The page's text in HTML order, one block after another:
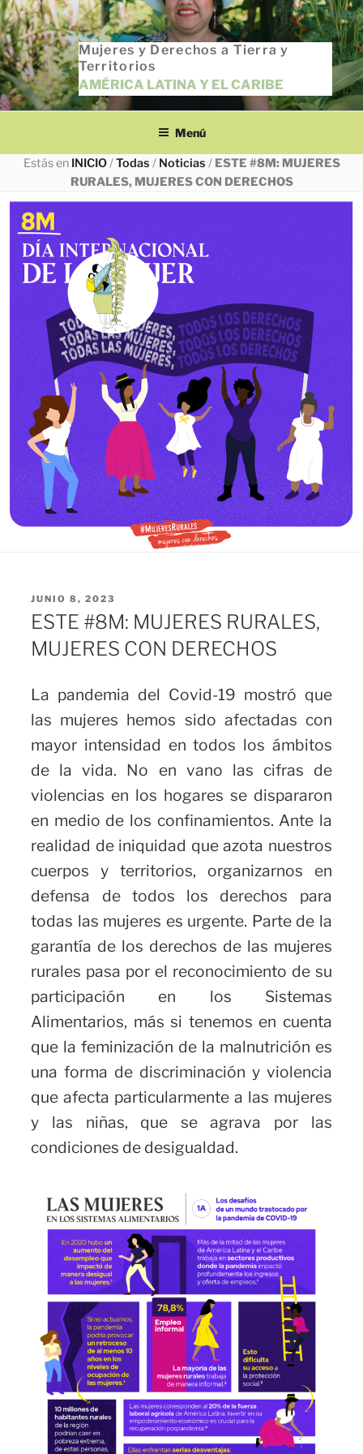
Saltar
al
contenido
Mujeres y Derechos a Tierra y
Territorios
AMÉRICA LATINA Y EL CARIBE
Menú
Estás en INICIO/Todas / Noticias / ESTE #8M: MUJERES
RURALES, MUJERES CON DERECHOS
PUBLICADO
EL
JUNIO 8, 2023
ESTE #8M: MUJERES RURALES,
MUJERES CON DERECHOS
La pandemia del Covid-19 mostró que
las mujeres hemos sido afectadas con
mayor intensidad en todos los ámbitos
de la vida. No en vano las cifras de
violencias en los hogares se dispararon
en medio de los confinamientos. Ante la
realidad de iniquidad que azota nuestros
cuerpos y territorios, organizarnos en
defensa de todos los derechos para
todas las mujeres es urgente. Parte de la
garantía de los derechos de las mujeres
rurales pasa por el reconocimiento de su
participación en los Sistemas
Alimentarios, más si tenemos en cuenta
que la feminización de la malnutrición es
una forma de discriminación y violencia
que afecta particularmente a las mujeres
y las niñas, que se agrava por las
condiciones de desigualdad.